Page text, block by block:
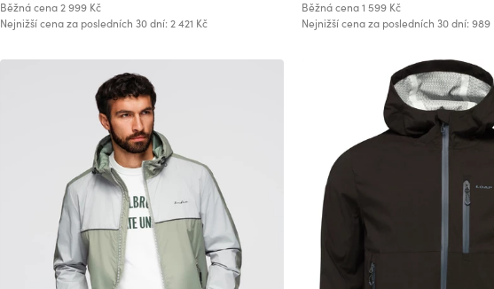
Běžná cena 2 999 Kč
Nejnižší cena za posledních 30 dní: 2 421 Kč
Běžná cena 1 599 Kč
Nejnižší cena za posledních 30 dní: 989